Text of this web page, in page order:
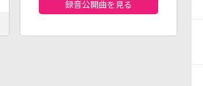
録音公開曲を見る